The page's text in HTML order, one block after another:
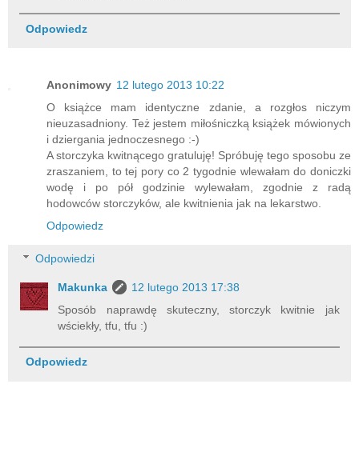
Odpowiedz
Anonimowy 12 lutego 2013 10:22
O książce mam identyczne zdanie, a rozgłos niczym
nieuzasadniony. Też jestem miłośniczką książek mówionych
i dziergania jednoczesnego :-)
A storczyka kwitnącego gratuluję! Spróbuję tego sposobu ze
zraszaniem, to tej pory co 2 tygodnie wlewałam do doniczki
wodę i po pół godzinie wylewałam, zgodnie z radą
hodowców storczyków, ale kwitnienia jak na lekarstwo.
Odpowiedz
Odpowiedzi
Makunka
12 lutego 2013 17:38
Sposób naprawdę skuteczny, storczyk kwitnie jak
wściekły, tfu, tfu :)
Odpowiedz